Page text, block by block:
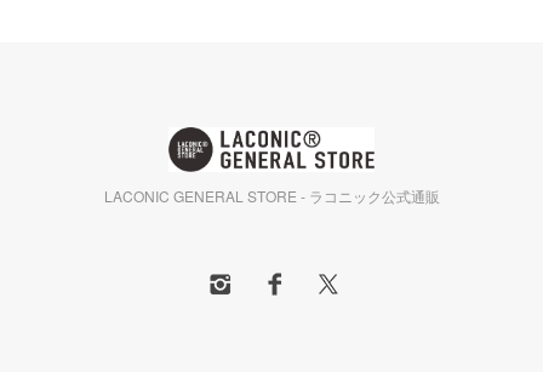
LACONIC GENERAL STORE - ラコニック公式通販